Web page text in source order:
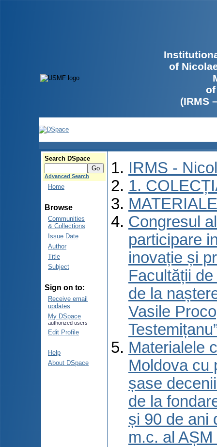
of
(IRMS
Search DSpace
Advanced Search
Home
Browse
Communities
& Collections
Issue Date
Author
Title
Subject
Sign on to:
Receive email
updates
My DSpace
authorized users
Edit Profile
Help
About DSpace
IRMS -
1.
Congresul
participare
inovație și
Facultății
de la
Vasile
Materialele
Moldova cu
șase
de la
și 90 de ani
m.c. al